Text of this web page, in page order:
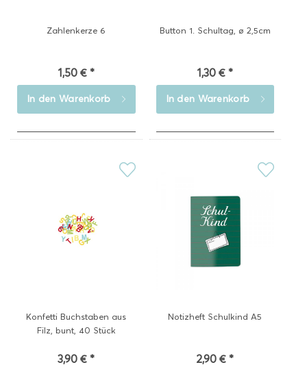
Zahlenkerze 6
1,50 € *
In den Warenkorb
Button 1. Schultag, ø 2,5cm
1,30 € *
In den Warenkorb
Konfetti Buchstaben aus
Filz, bunt, 40 Stück
3,90 € *
Notizheft Schulkind A5
2,90 € *